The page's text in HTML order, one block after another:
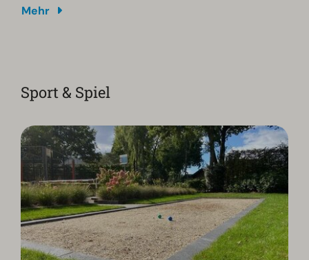
mal keine Lust zum Kochen hat!
Mehr
Sport & Spiel